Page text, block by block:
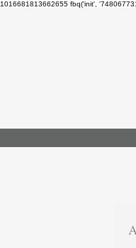
1016681813662655 fbq('init',